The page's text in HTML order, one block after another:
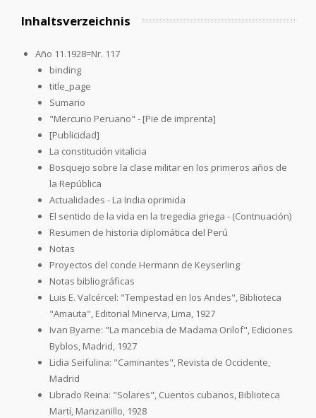
Inhaltsverzeichnis
Año 11.1928=Nr. 117
binding
title_page
Sumario
"Mercurio Peruano" - [Pie de imprenta]
[Publicidad]
La constitución vitalicia
Bosquejo sobre la clase militar en los primeros años de
la República
Actualidades - La India oprimida
El sentido de la vida en la tregedia griega - (Contnuación)
Resumen de historia diplomática del Perú
Notas
Proyectos del conde Hermann de Keyserling
Notas bibliográficas
Luis E. Valcércel: "Tempestad en los Andes", Biblioteca
"Amauta", Editorial Minerva, Lima, 1927
Ivan Byarne: "La mancebia de Madama Orilof", Ediciones
Byblos, Madrid, 1927
Lidia Seifulina: "Caminantes", Revista de Occidente,
Madrid
Librado Reina: "Solares", Cuentos cubanos, Biblioteca
Martí, Manzanillo, 1928